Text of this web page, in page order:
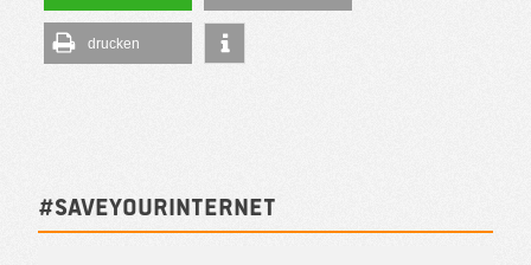
drucken
#SAVEYOURINTERNET